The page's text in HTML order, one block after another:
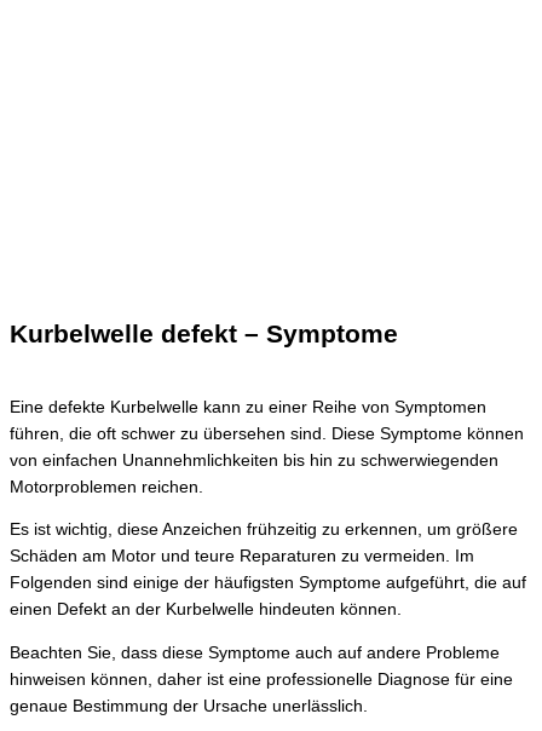
Kurbelwelle defekt – Symptome
Eine defekte Kurbelwelle kann zu einer Reihe von Symptomen
führen, die oft schwer zu übersehen sind. Diese Symptome können
von einfachen Unannehmlichkeiten bis hin zu schwerwiegenden
Motorproblemen reichen.
Es ist wichtig, diese Anzeichen frühzeitig zu erkennen, um größere
Schäden am Motor und teure Reparaturen zu vermeiden. Im
Folgenden sind einige der häufigsten Symptome aufgeführt, die auf
einen Defekt an der Kurbelwelle hindeuten können.
Beachten Sie, dass diese Symptome auch auf andere Probleme
hinweisen können, daher ist eine professionelle Diagnose für eine
genaue Bestimmung der Ursache unerlässlich.